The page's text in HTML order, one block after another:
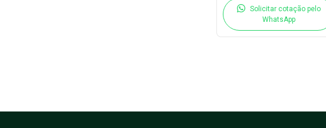
Solicitar cotação pelo
WhatsApp